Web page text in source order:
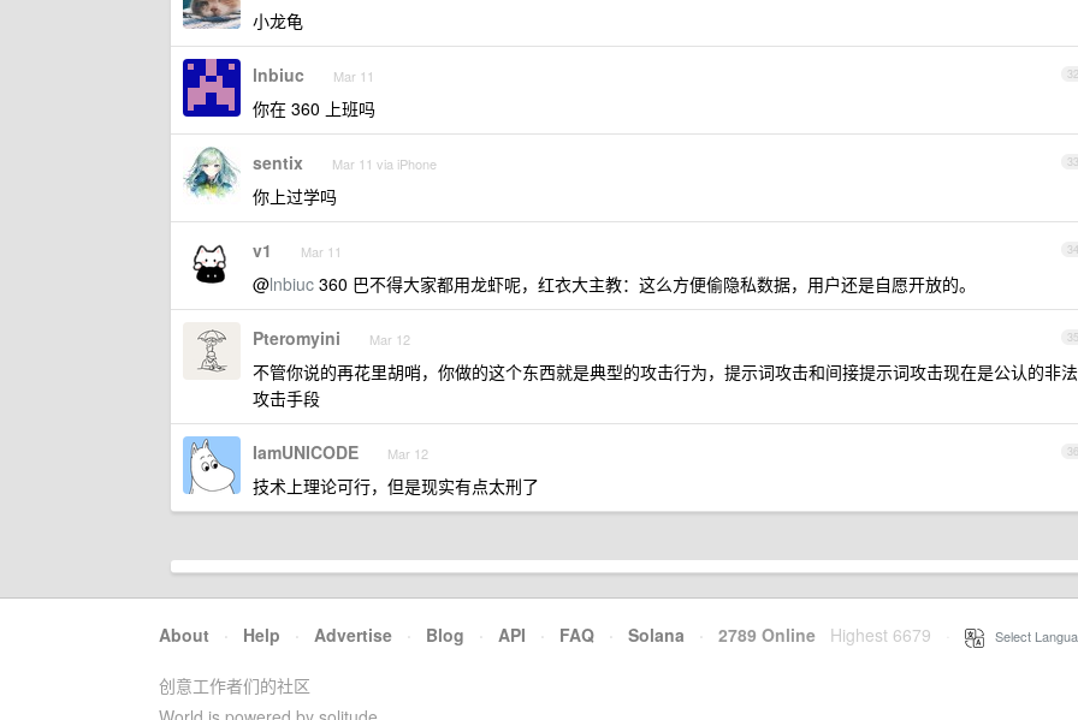
小龙龟
32
lnbiuc Mar 11
你在 360 上班吗
33
sentix Mar 11 via iPhone
你上过学吗
34
v1 Mar 11
@lnbiuc 360 巴不得大家都用龙虾呢，红衣大主教：这么方便偷隐私数据，用户还是自愿开放的。
35
Pteromyini Mar 12
不管你说的再花里胡哨，你做的这个东西就是典型的攻击行为，提示词攻击和间接提示词攻击现在是公认的非法
攻击手段
36
IamUNICODE Mar 12
技术上理论可行，但是现实有点太刑了
About · Help · Advertise · Blog · API · FAQ · Solana · 2789 Online Highest 6679 Select
创意工作者们的社区